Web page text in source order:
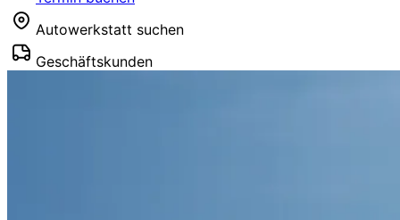
Autowerkstatt suchen
Geschäftskunden